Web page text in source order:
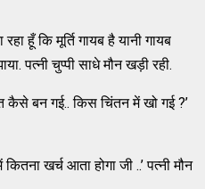
हूँ कि मूर्ति गायब है यानी गायब
पत्नी चुप्पी साधे मौन खड़ी रही.
कैसे बन गई.. किस चिंतन में खो गई ?’
खर्च आता होगा जी ..’ पत्नी मौन